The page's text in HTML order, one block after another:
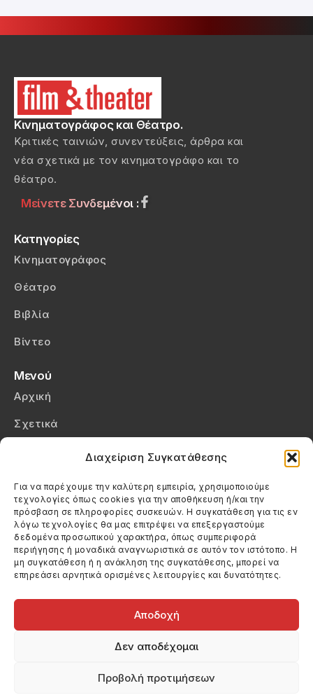
Διαχείριση Συγκατάθεσης
Για να παρέχουμε την καλύτερη εμπειρία, χρησιμοποιούμε
τεχνολογίες όπως cookies για την αποθήκευση ή/και την
πρόσβαση σε πληροφορίες συσκευών. Η συγκατάθεση για τις εν
λόγω τεχνολογίες θα μας επιτρέψει να επεξεργαστούμε
δεδομένα προσωπικού χαρακτήρα, όπως συμπεριφορά
περιήγησης ή μοναδικά αναγνωριστικά σε αυτόν τον ιστότοπο. Η
μη συγκατάθεση ή η ανάκληση της συγκατάθεσης, μπορεί να
επηρεάσει αρνητικά ορισμένες λειτουργίες και δυνατότητες.
Αποδοχή
Δεν αποδέχομαι
Προβολή προτιμήσεων
Κινηματογράφος και Θέατρο.
Κριτικές ταινιών, συνεντεύξεις, άρθρα και
νέα σχετικά με τον κινηματογράφο και το
θέατρο.
Μείνετε Συνδεμένοι :
Κατηγορίες
Κινηματογράφος
Θέατρο
Βιβλία
Βίντεο
Μενού
Αρχική
Σχετικά
Πολιτική Cookies (ΕΕ)
Στοιχεία Επικοινωνίας
Καλεσέ μας
(+30) 6974123481
Στείλε μας email
info@filmandtheater.gr
Copyright 2026 Filmandtheater / All rights reserved